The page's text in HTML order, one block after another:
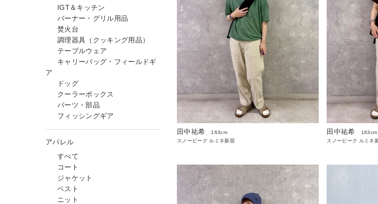
IGT＆キッチン
バーナー・グリル用品
焚火台
調理器具（クッキング用品）
テーブルウェア
キャリーバッグ・フィールドギ
ア
ドッグ
クーラーボックス
パーツ・部品
フィッシングギア
アパレル
すべて
コート
ジャケット
ベスト
ニット
田中祐希
163cm
スノーピーク ルミネ新宿
田中祐希
163cm
スノーピーク ルミネ